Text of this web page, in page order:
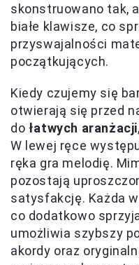
skonstruowano tak,
białe klawisze, co
przyswajalności
początkujących.
Kiedy czujemy się
otwierają się przed
do łatwych aranżacji
W lewej ręce
ręka gra melodię.
pozostają
satysfakcję. Każda
co dodatkowo
umożliwia szybszy
akordy oraz